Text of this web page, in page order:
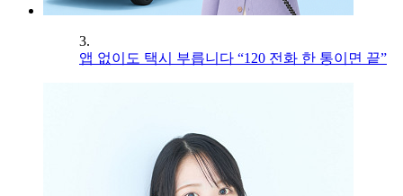
3.
앱 없이도 택시 부릅니다 “120 전화 한 통이면 끝”